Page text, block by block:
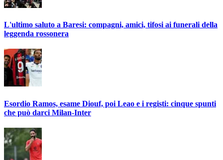
L'ultimo saluto a Baresi: compagni, amici, tifosi ai funerali della
leggenda rossonera
Esordio Ramos, esame Diouf, poi Leao e i registi: cinque spunti
che può darci Milan-Inter